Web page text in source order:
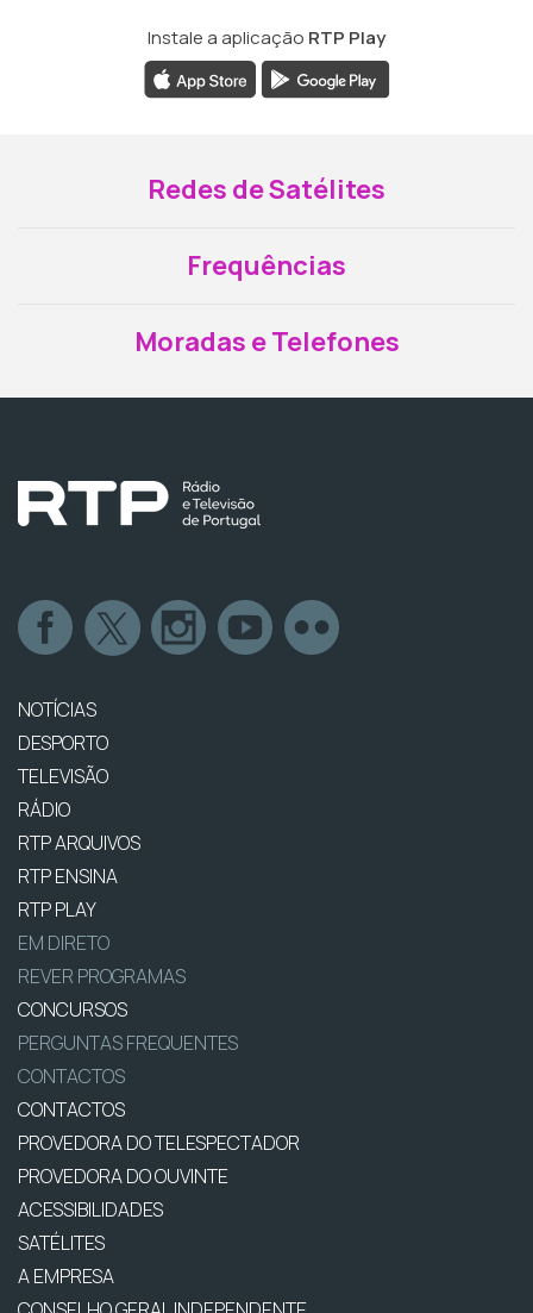
Instale a aplicação RTP Play
Redes de Satélites
Frequências
Moradas e Telefones
NOTÍCIAS
DESPORTO
TELEVISÃO
RÁDIO
RTP ARQUIVOS
RTP ENSINA
RTP PLAY
EM DIRETO
REVER PROGRAMAS
CONCURSOS
PERGUNTAS FREQUENTES
CONTACTOS
CONTACTOS
PROVEDORA DO TELESPECTADOR
PROVEDORA DO OUVINTE
ACESSIBILIDADES
SATÉLITES
A EMPRESA